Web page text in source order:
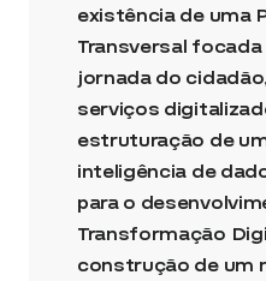
existência de uma
Transversal
jornada do
serviços
estruturação de
inteligência de
para o
Transformação
construção de um